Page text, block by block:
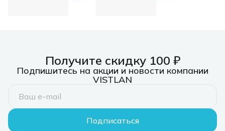
Получите скидку 100 ₽
Подпишитесь на акции и новости компании
VISTLAN
Подписаться